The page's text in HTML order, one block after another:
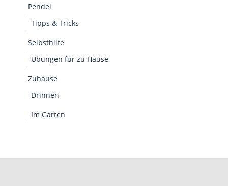
Pendel
Tipps & Tricks
Selbsthilfe
Übungen für zu Hause
Zuhause
Drinnen
Im Garten